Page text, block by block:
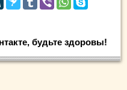
будьте здоровы!